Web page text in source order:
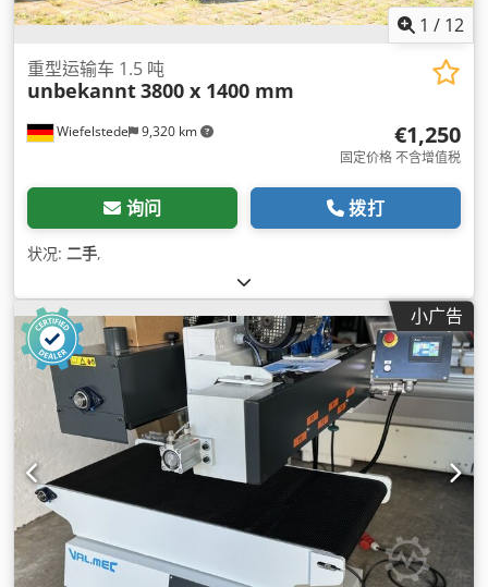
1 / 12
Wiefelstede 9,320 km
重型运输车 1.5 吨
unbekannt3800 x 1400 mm
€1,250
固定价格 不含增值税
询问 拨打
状况: 二手,
小广告